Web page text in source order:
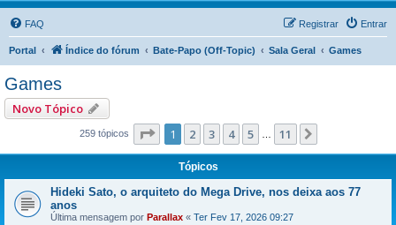
FAQ Entrar
Registrar
Portal Índice do fórum Bate-Papo (Off-Topic) Sala Geral Games
Games
Novo Tópico
259 tópicos Página de 11
1 2 3 4 5 11
Tópicos
Hideki Sato, o arquiteto do Mega Drive, nos deixa aos 77
anos
Última mensagem por Parallax « Ter Fev 17, 2026 09:27